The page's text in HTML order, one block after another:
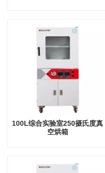
100L综合实验室250摄氏度真
空烘箱